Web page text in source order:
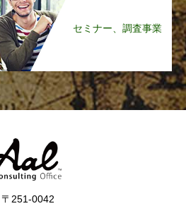
セミナー、調査事業
〒251-0042